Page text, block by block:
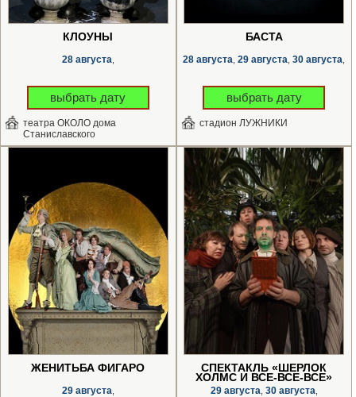
КЛОУНЫ
28 августа
выбрать дату
театра ОКОЛО дома
Станиславского
БАСТА
28 августа 29 августа 30 августа
выбрать дату
стадион ЛУЖНИКИ
ЖЕНИТЬБА ФИГАРО
29 августа
СПЕКТАКЛЬ «ШЕРЛОК
ХОЛМС И ВСЕ-ВСЕ-ВСЕ»
29 августа 30 августа